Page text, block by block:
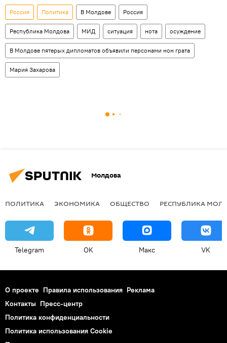
Россия Политика В Молдове Россия
Республика Молдова МИД ситуация нота осуждение
В Молдове пятерых дипломатов объявили персонами нон грата
Мария Захарова
Молдова
ПОЛИТИКА ЭКОНОМИКА ОБЩЕСТВО РЕСПУБЛИКА
Telegram OK Макс VK
О проекте Правила использования Реклама
Контакты Пресс-центр
Политика конфиденциальности
Политика использования Cookie